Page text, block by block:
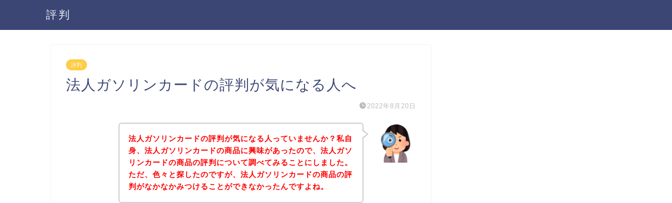
評判
評判
法人ガソリンカードの評判が気になる人へ
2022年8月20日
法人ガソリンカードの評判が気になる人っていませんか？私自
身、法人ガソリンカードの商品に興味があったので、法人ガソ
リンカードの商品の評判について調べてみることにしました。
ただ、色々と探したのですが、法人ガソリンカードの商品の評
判がなかなかみつけることができなかったんですよね。